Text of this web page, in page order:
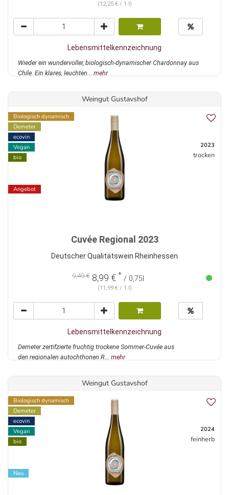
(12,25 € / 1 l)
Lebensmittelkennzeichnung
Wieder ein wundervoller, biologisch-dynamischer Chardonnay aus
Chile. Ein klares, leuchten... mehr
Weingut Gustavshof
Biologisch dynamisch
Demeter
ecovin
Vegan
bio
Angebot
2023
trocken
Cuvée Regional 2023
Deutscher Qualitätswein Rheinhessen
9,49 €8,99 € * / 0,75l
(11,99 € / 1 l)
Lebensmittelkennzeichnung
Demeter zertifzierte fruchtig trockene Sommer-Cuvée aus
den regionalen autochthonen R... mehr
Weingut Gustavshof
Biologisch dynamisch
Demeter
ecovin
Vegan
bio
Neu
2024
feinherb